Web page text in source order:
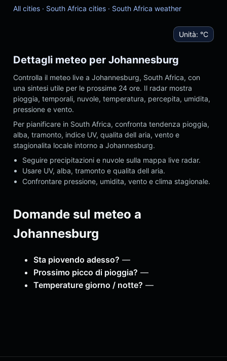
All cities · South Africa cities · South Africa weather
Unità: °C
Dettagli meteo per Johannesburg
Controlla il meteo live a Johannesburg, South Africa, con
una sintesi utile per le prossime 24 ore. Il radar mostra
pioggia, temporali, nuvole, temperatura, percepita, umidita,
pressione e vento.
Per pianificare in South Africa, confronta tendenza pioggia,
alba, tramonto, indice UV, qualita dell aria, vento e
stagionalita locale intorno a Johannesburg.
Seguire precipitazioni e nuvole sulla mappa live radar.
Usare UV, alba, tramonto e qualita dell aria.
Confrontare pressione, umidita, vento e clima stagionale.
Domande sul meteo a
Johannesburg
Sta piovendo adesso? —
Prossimo picco di pioggia? —
Temperature giorno / notte? —